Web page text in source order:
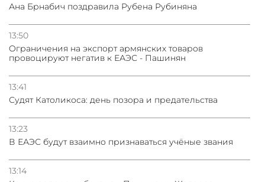
Ана Брнабич поздравила Рубена Рубиняна
13:50
Oграничения на экспорт армянских товаров
провоцируют негатив к ЕАЭС - Пашинян
13:41
Судят Католикоса: день позора и предательства
13:23
В ЕАЭС будут взаимно признаваться учёные звания
13:14